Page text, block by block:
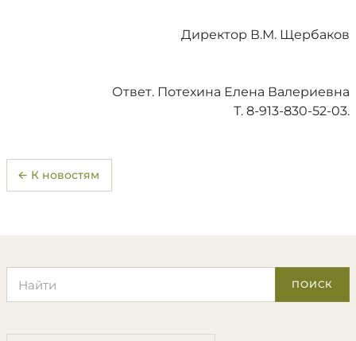
Директор В.М. Щербаков
Ответ. Потехина Елена Валериевна
Т. 8-913-830-52-03.
← К новостям
ПОИСК